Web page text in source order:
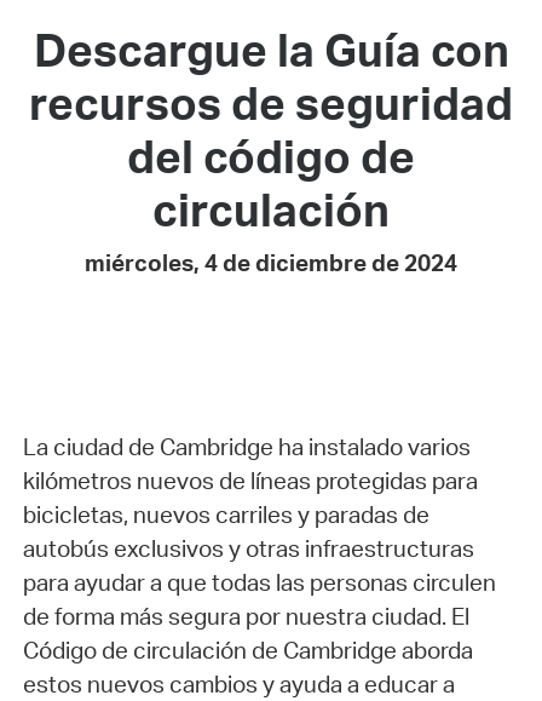
Descargue la Guía con
recursos de seguridad
del código de
circulación
miércoles, 4 de diciembre de 2024
La ciudad de Cambridge ha instalado varios
kilómetros nuevos de líneas protegidas para
bicicletas, nuevos carriles y paradas de
autobús exclusivos y otras infraestructuras
para ayudar a que todas las personas circulen
de forma más segura por nuestra ciudad. El
Código de circulación de Cambridge aborda
estos nuevos cambios y ayuda a educar a